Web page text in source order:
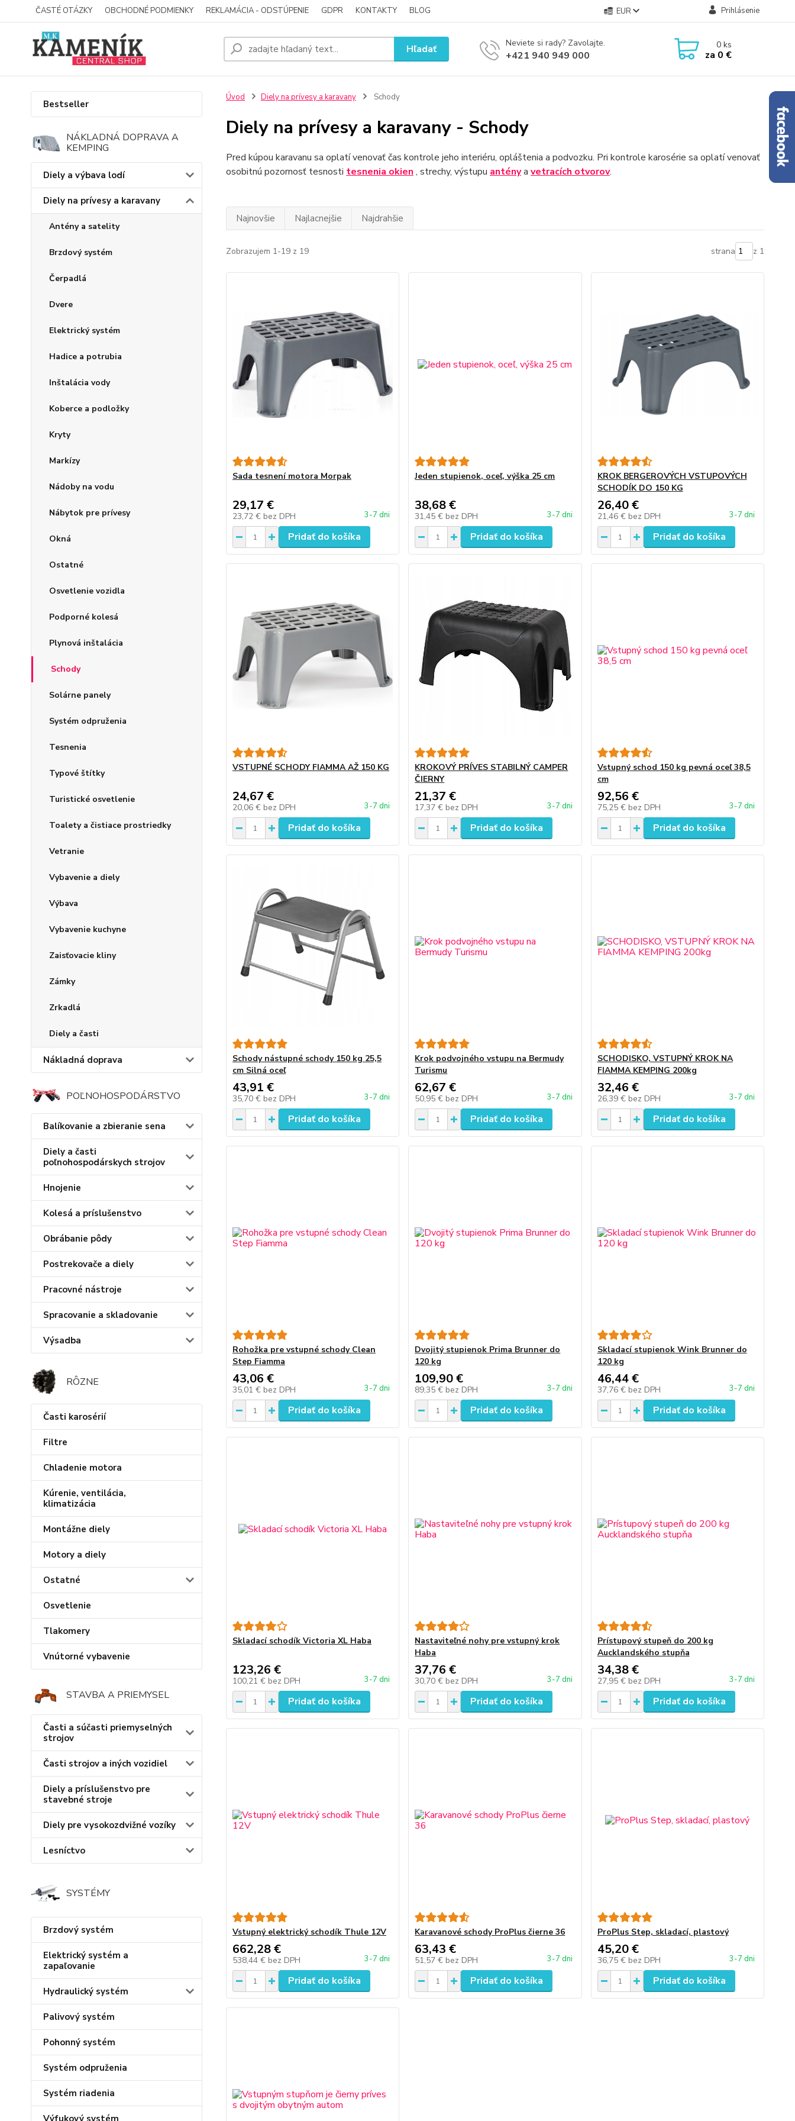
ČASTÉ OTÁZKY OBCHODNÉ PODMIENKY REKLAMÁCIA - ODSTÚPENIE GDPR KONTAKTY BLOG EUR Prihlásenie
Hľadať Neviete si rady? Zavolajte.
+421 940 949 000
0ks
za 0 €
Bestseller
NÁKLADNÁ DOPRAVA A
KEMPING
Diely a výbava lodí
Diely na prívesy a karavany
Antény a satelity
Brzdový systém
Čerpadlá
Dvere
Elektrický systém
Hadice a potrubia
Inštalácia vody
Koberce a podložky
Kryty
Markízy
Nádoby na vodu
Nábytok pre prívesy
Okná
Ostatné
Osvetlenie vozidla
Podporné kolesá
Plynová inštalácia
Schody
Solárne panely
Systém odpruženia
Tesnenia
Typové štítky
Turistické osvetlenie
Toalety a čistiace prostriedky
Vetranie
Vybavenie a diely
Výbava
Vybavenie kuchyne
Zaisťovacie kliny
Zámky
Zrkadlá
Diely a časti
Nákladná doprava
POĽNOHOSPODÁRSTVO
Balíkovanie a zbieranie sena
Diely a časti
poľnohospodárskych strojov
Hnojenie
Kolesá a príslušenstvo
Obrábanie pôdy
Postrekovače a diely
Pracovné nástroje
Spracovanie a skladovanie
Výsadba
RÔZNE
Časti karosérií
Filtre
Chladenie motora
Kúrenie, ventilácia,
klimatizácia
Montážne diely
Motory a diely
Ostatné
Osvetlenie
Tlakomery
Vnútorné vybavenie
STAVBA A PRIEMYSEL
Časti a súčasti priemyselných
strojov
Časti strojov a iných vozidiel
Diely a príslušenstvo pre
stavebné stroje
Diely pre vysokozdvižné vozíky
Lesníctvo
SYSTÉMY
Brzdový systém
Elektrický systém a
zapaľovanie
Hydraulický systém
Palivový systém
Pohonný systém
Systém odpruženia
Systém riadenia
Úvod Diely na prívesy a karavany Schody
Diely na prívesy a karavany - Schody
Pred kúpou karavanu sa oplatí venovať čas kontrole jeho interiéru, opláštenia a podvozku. Pri kontrole karosérie sa oplatí venovať
osobitnú pozornosť tesnosti tesnenia okien , strechy, výstupu anténya vetracích otvorov.
Najnovšie Najlacnejšie Najdrahšie
Zobrazujem 1-19 z 19 strana z 1
Sada tesnení motora Morpak
29,17 €
23,72 € bez DPH 3-7 dni
Pridať do košíka
Jeden stupienok, oceľ, výška 25 cm
38,68 €
31,45 € bez DPH 3-7 dni
Pridať do košíka
KROK BERGEROVÝCH VSTUPOVÝCH
SCHODÍK DO 150 KG
26,40 €
21,46 € bez DPH 3-7 dni
Pridať do košíka
VSTUPNÉ SCHODY FIAMMA AŽ 150 KG
24,67 €
20,06 € bez DPH 3-7 dni
Pridať do košíka
KROKOVÝ PRÍVES STABILNÝ CAMPER
ČIERNY
21,37 €
17,37 € bez DPH 3-7 dni
Pridať do košíka
Vstupný schod 150 kg pevná oceľ 38,5
cm
92,56 €
75,25 € bez DPH 3-7 dni
Pridať do košíka
Schody nástupné schody 150 kg 25,5
cm Silná oceľ
43,91 €
35,70 € bez DPH 3-7 dni
Pridať do košíka
Krok podvojného vstupu na Bermudy
Turismu
62,67 €
50,95 € bez DPH 3-7 dni
Pridať do košíka
SCHODISKO, VSTUPNÝ KROK NA
FIAMMA KEMPING 200kg
32,46 €
26,39 € bez DPH 3-7 dni
Pridať do košíka
Rohožka pre vstupné schody Clean
Step Fiamma
43,06 €
35,01 € bez DPH 3-7 dni
Pridať do košíka
Dvojitý stupienok Prima Brunner do
120 kg
109,90 €
89,35 € bez DPH 3-7 dni
Pridať do košíka
Skladací stupienok Wink Brunner do
120 kg
46,44 €
37,76 € bez DPH 3-7 dni
Pridať do košíka
Skladací schodík Victoria XL Haba
123,26 €
100,21 € bez DPH 3-7 dni
Pridať do košíka
Nastaviteľné nohy pre vstupný krok
Haba
37,76 €
30,70 € bez DPH 3-7 dni
Pridať do košíka
Prístupový stupeň do 200 kg
Aucklandského stupňa
34,38 €
27,95 € bez DPH 3-7 dni
Pridať do košíka
Vstupný elektrický schodík Thule 12V
662,28 €
538,44 € bez DPH 3-7 dni
Pridať do košíka
Karavanové schody ProPlus čierne 36
63,43 €
51,57 € bez DPH 3-7 dni
Pridať do košíka
ProPlus Step, skladací, plastový
45,20 €
36,75 € bez DPH 3-7 dni
Pridať do košíka